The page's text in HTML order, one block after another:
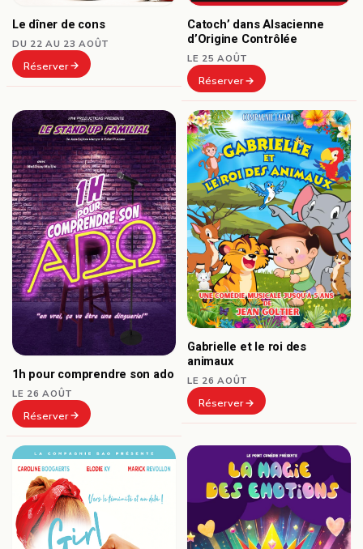
Le dîner de cons
DU 22 AU 23 AOÛT
Réserver
Catoch’ dans Alsacienne
d’Origine Contrôlée
LE 25 AOÛT
Réserver
1h pour comprendre son ado
LE 26 AOÛT
Réserver
Gabrielle et le roi des
animaux
LE 26 AOÛT
Réserver